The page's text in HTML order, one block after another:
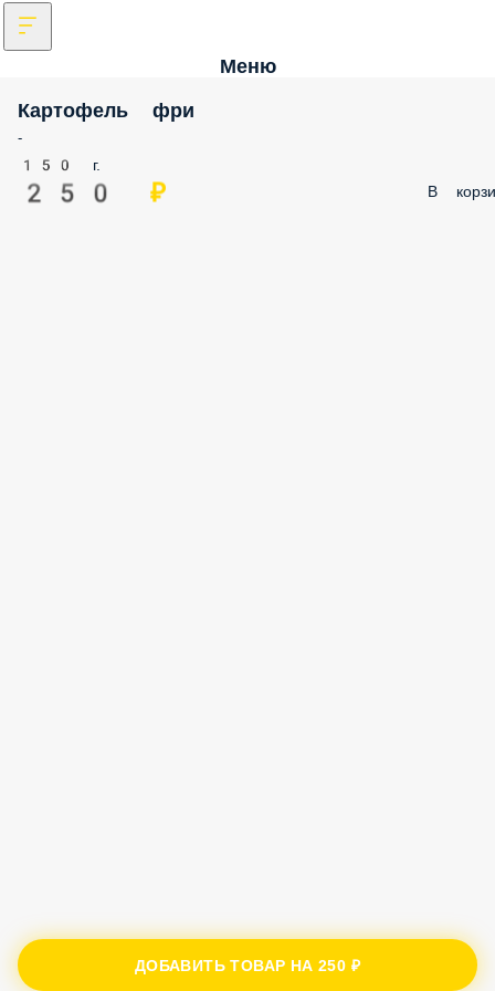
Меню
Картофель фри
-
150 г.
250 ₽ В
ДОБАВИТЬ ТОВАР НА250 ₽